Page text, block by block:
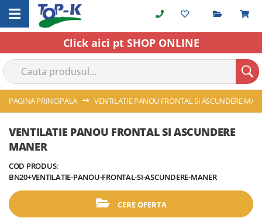
to
Content
Click aici pt SHOP ONLINE
PAGINA PRINCIPALA VENTILATIE PANOU FRONTAL SI ASCUNDERE
Skip
to
the
end
of
the
images
gallery
Skip
to
the
beginning
of
the
images
gallery
VENTILATIE PANOU FRONTAL SI ASCUNDERE
MANER
COD PRODUS:
BN20+VENTILATIE-PANOU-FRONTAL-SI-ASCUNDERE-MANER
CERE OFERTA